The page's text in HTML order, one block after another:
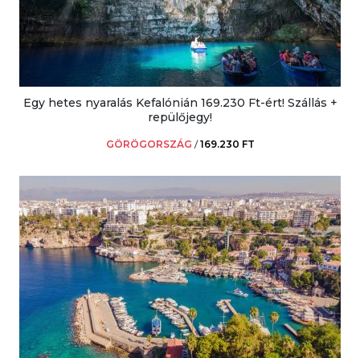
Egy hetes nyaralás Kefalónián 169.230 Ft-ért! Szállás +
repülőjegy!
GÖRÖGORSZÁG /169.230 FT